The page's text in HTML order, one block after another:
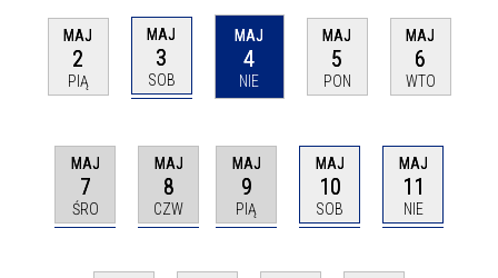
MAJ
2
PIĄ
MAJ
3
SOB
MAJ
4
NIE
MAJ
5
PON
MAJ
6
WTO
MAJ
7
ŚRO
MAJ
8
CZW
MAJ
9
PIĄ
MAJ
10
SOB
MAJ
11
NIE